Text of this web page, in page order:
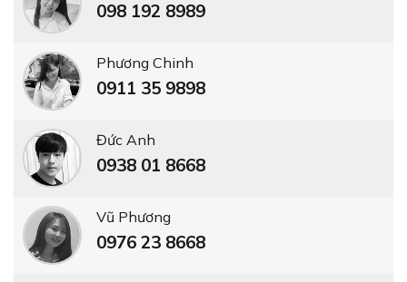
098 192 8989
Phương Chinh
0911 35 9898
Đức Anh
0938 01 8668
Vũ Phương
0976 23 8668